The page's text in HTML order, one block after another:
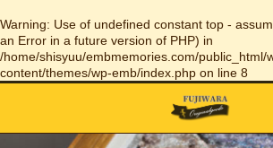
Warning: Use of undefined constant top -
an Error in a future version of PHP) in
/home/shisyuu/embmemories.com/public_html/
content/themes/wp-emb/index.php on line 8